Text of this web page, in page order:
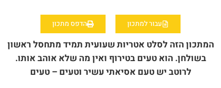
עבור למתכון הדפס מתכון
המתכון הזה לסלט אטריות שעועית תמיד מתחסל ראשון
בשולחן. הוא טעים בטירוף ואין מה שלא אוהב אותו.
לרוטב יש טעם אסיאתי עשיר וטעים – טעים